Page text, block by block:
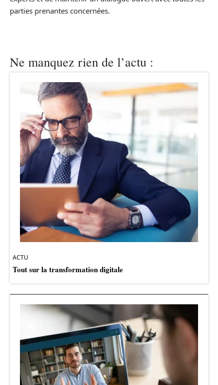
parties prenantes concernées.
Ne manquez rien de l’actu :
ACTU
Tout sur la transformation digitale